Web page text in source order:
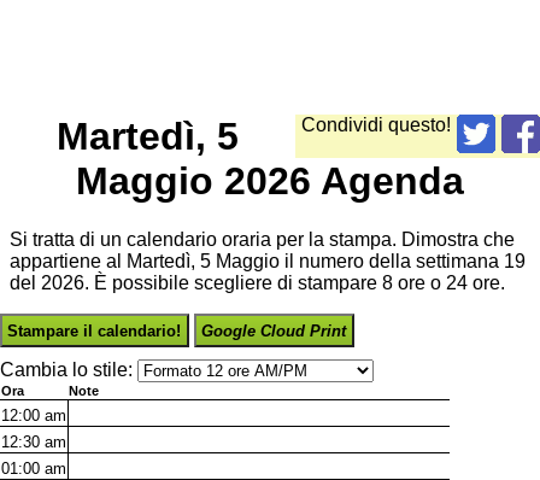
Condividi questo!
Martedì, 5
Maggio 2026 Agenda
Si tratta di un calendario oraria per la stampa. Dimostra che
appartiene al Martedì, 5 Maggio il numero della settimana 19
del 2026. È possibile scegliere di stampare 8 ore o 24 ore.
Stampare il calendario! Google Cloud Print
Cambia lo stile:
Ora Note
12:00 am
12:30 am
01:00 am